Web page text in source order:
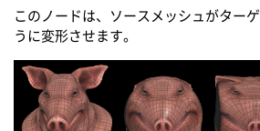
このノードは、ソースメッシュがター
うに変形させます。